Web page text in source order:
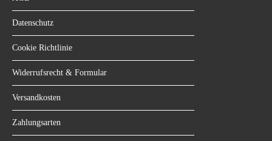
Datenschutz
Cookie Richtlinie
Widerrufsrecht & Formular
Versandkosten
Zahlungsarten